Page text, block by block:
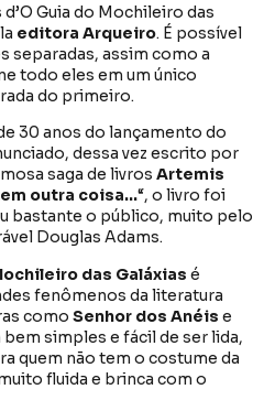
Guia do Mochileiro das
editora Arqueiro. É possível
separadas, assim como a
todo eles em um único
do primeiro.
30 anos do lançamento do
dessa vez escrito por
saga de livros Artemis
outra coisa…“, o livro foi
bastante o público, muito pelo
Douglas Adams.
das Galáxias é
fenômenos da literatura
como Senhor dos Anéis e
simples e fácil de ser lida,
quem não tem o costume da
fluida e brinca com o